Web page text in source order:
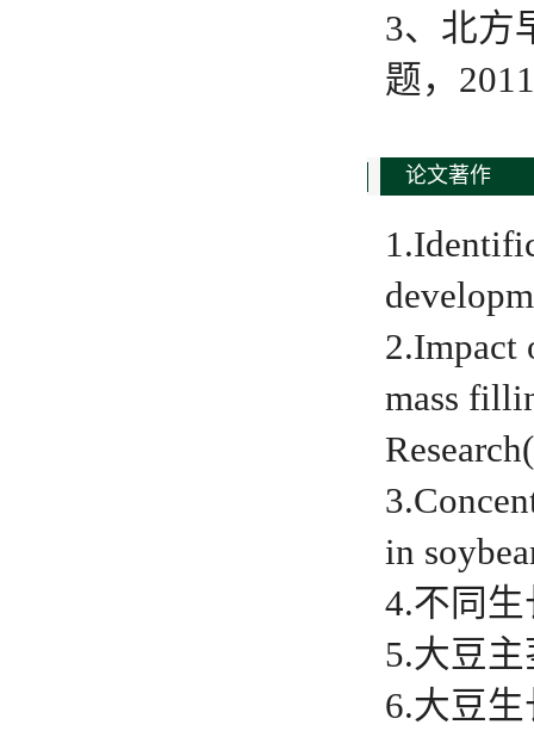
3、北方
题，
论文著作
2.Impact
mass
in
4.不同
5.大豆
6.大豆